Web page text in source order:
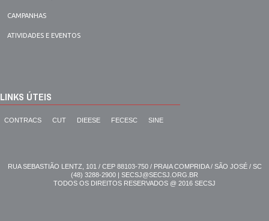
CAMPANHAS
ATIVIDADES E EVENTOS
LINKS ÚTEIS
CONTRACS CUT DIEESE FECESC SINE
RUA SEBASTIÃO LENTZ, 101 / CEP 88103-750 / PRAIA COMPRIDA / SÃO JOSÉ / SC
(48) 3288-2900 | SECSJ@SECSJ.ORG.BR
TODOS OS DIREITOS RESERVADOS @ 2016 SECSJ